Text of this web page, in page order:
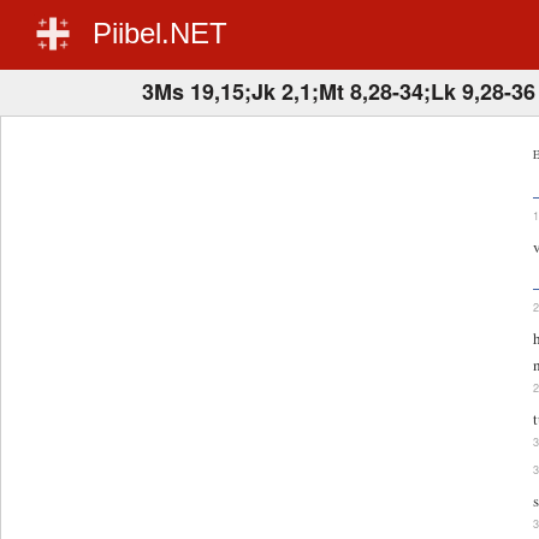
Piibel.NET
3Ms 19,15;Jk 2,1;Mt 8,28-34;Lk 9,28-36